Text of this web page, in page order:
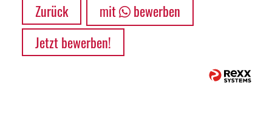
Zurück mit
bewerben
Jetzt bewerben!